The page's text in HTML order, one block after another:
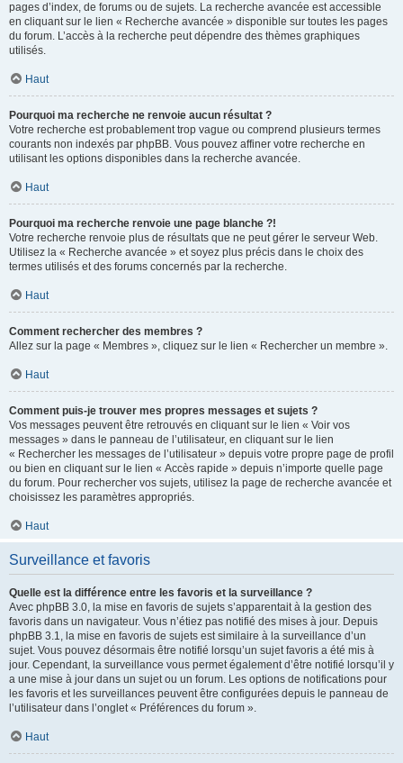
pages d’index, de forums ou de sujets. La recherche avancée est accessible
en cliquant sur le lien « Recherche avancée » disponible sur toutes les pages
du forum. L’accès à la recherche peut dépendre des thèmes graphiques
utilisés.
Haut
Pourquoi ma recherche ne renvoie aucun résultat ?
Votre recherche est probablement trop vague ou comprend plusieurs termes
courants non indexés par phpBB. Vous pouvez affiner votre recherche en
utilisant les options disponibles dans la recherche avancée.
Haut
Pourquoi ma recherche renvoie une page blanche ?!
Votre recherche renvoie plus de résultats que ne peut gérer le serveur Web.
Utilisez la « Recherche avancée » et soyez plus précis dans le choix des
termes utilisés et des forums concernés par la recherche.
Haut
Comment rechercher des membres ?
Allez sur la page « Membres », cliquez sur le lien « Rechercher un membre ».
Haut
Comment puis-je trouver mes propres messages et sujets ?
Vos messages peuvent être retrouvés en cliquant sur le lien « Voir vos
messages » dans le panneau de l’utilisateur, en cliquant sur le lien
« Rechercher les messages de l’utilisateur » depuis votre propre page de profil
ou bien en cliquant sur le lien « Accès rapide » depuis n’importe quelle page
du forum. Pour rechercher vos sujets, utilisez la page de recherche avancée et
choisissez les paramètres appropriés.
Haut
Surveillance et favoris
Quelle est la différence entre les favoris et la surveillance ?
Avec phpBB 3.0, la mise en favoris de sujets s’apparentait à la gestion des
favoris dans un navigateur. Vous n’étiez pas notifié des mises à jour. Depuis
phpBB 3.1, la mise en favoris de sujets est similaire à la surveillance d’un
sujet. Vous pouvez désormais être notifié lorsqu’un sujet favoris a été mis à
jour. Cependant, la surveillance vous permet également d’être notifié lorsqu’il y
a une mise à jour dans un sujet ou un forum. Les options de notifications pour
les favoris et les surveillances peuvent être configurées depuis le panneau de
l’utilisateur dans l’onglet « Préférences du forum ».
Haut